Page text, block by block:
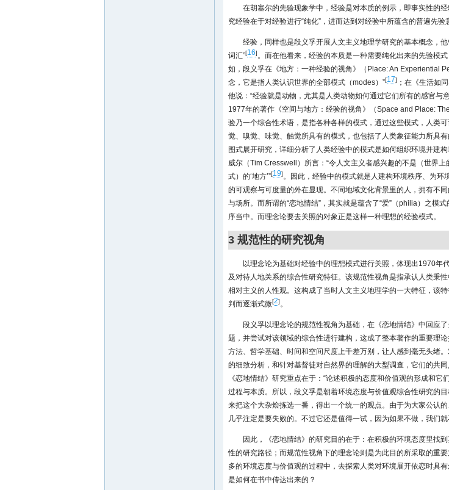
在胡塞尔的先验现象学中，经验是对本质的例示，即事实性的
究经验在于对经验进行“纯化”，进而达到对经验中所蕴含的普遍先验
经验，同样也是段义孚开展人文主义地理学研究的基本概念，
词汇”[16]。而在他看来，经验的本质是一种需要纯化出来的先验模
如，段义孚在《地方：一种经验的视角》（Place: An Experiential
念，它是指人类认识世界的全部模式（modes）”[17] ；在《生活如
他说：“经验就是动物，尤其是人类动物如何通过它们所有的感官与
1977年的著作《空间与地方：经验的视角》（Space and Place:
验乃一个综合性术语，是指各种各样的模式，通过这些模式，人类
觉、嗅觉、味觉、触觉所具有的模式，也包括了人类象征能力所具有
图式展开研究，详细分析了人类经验中的模式是如何组织环境并建
威尔（Tim Cresswell）所言：“令人文主义者感兴趣的不是（世界
式）的‘地方’”[19]。因此，经验中的模式就是人建构环境秩序、为
的可观察与可度量的外在显现。不同地域文化背景里的人，拥有不
与场所。而所谓的“恋地情结”，其实就是蕴含了“爱”（philia）之模
序当中。而理念论要去关照的对象正是这样一种理想的经验模式。
3 规范性的研究视角
以理念论为基础对经验中的理想模式进行关照，体现出1970年
及对待人地关系的综合性研究特征。该规范性视角是指承认人类秉
相对主义的人性观。这构成了当时人文主义地理学的一大特征，该
判而逐渐式微[2]。
段义孚以理念论的规范性视角为基础，在《恋地情结》中回应
题，并尝试对该领域的综合性进行建构，这成了整本著作的重要理
方法、哲学基础、时间和空间尺度上千差万别，让人感到毫无头绪
的细致分析，和针对基督徒对自然界的理解的大型调查，它们的共同
《恋地情结》研究重点在于：“论述积极的态度和价值观的形成和它
过程与本质。所以，段义孚是朝着环境态度与价值观综合性研究的
来把这个大杂烩拣选一番，得出一个统一的观点。由于为大家公认
几乎注定是要失败的。不过它还是值得一试，因为如果不做，我们
因此，《恋地情结》的研究目的在于：在积极的环境态度里找
性的研究路径；而规范性视角下的理念论则是为此目的所采取的重
多的环境态度与价值观的过程中，去探索人类对环境展开依恋时具
是如何在书中传达出来的？